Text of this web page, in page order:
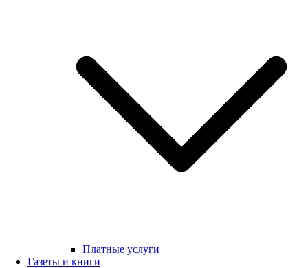
Платные услуги
Газеты и книги